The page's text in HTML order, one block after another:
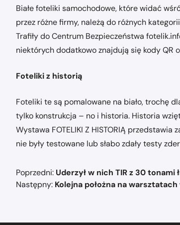
Białe foteliki samochodowe, które widać
przez różne firmy, należą do różnych
Trafiły do Centrum Bezpieczeństwa
niektórych dodatkowo znajdują się kody QR
Foteliki z historią
Foteliki te są pomalowane na biało, trochę
tylko konstrukcja – no i historia. Historia
Wystawa FOTELIKI Z HISTORIĄ
nie były testowane lub słabo zdały testy
Nawigacja
wpisu
Poprzedni: Uderzył w nich TIR z 30 tonami
Następny: Kolejna położna na